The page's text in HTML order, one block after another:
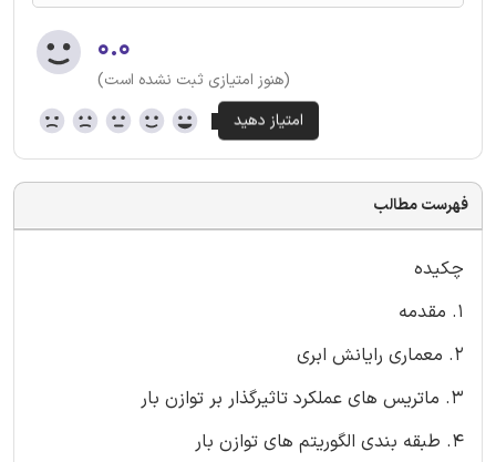
۰.۰
(هنوز امتیازی ثبت نشده است)
فهرست مطالب
چکیده
1. مقدمه
2. معماری رایانش ابری
3. ماتریس های عملکرد تاثیرگذار بر توازن بار
4. طبقه بندی الگوریتم های توازن بار